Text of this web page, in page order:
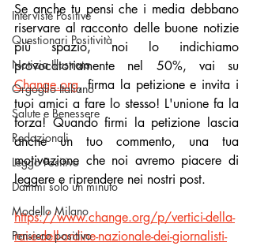
Interviste Positive
Questionari Positività
Notizia Illustrata
Orgoglio Italiano
Salute e Benessere
Redazionali
Leggo Positivo
Dammi solo un minuto
Modello Milano
Pensiero positivo
Se anche tu pensi che i media debbano
riservare al racconto delle buone notizie
più spazio, noi lo indichiamo
Change.org, firma la petizione e invita i
tuoi amici a fare lo stesso! L'unione fa la
forza! Quando firmi la petizione lascia
anche un tuo commento, una tua
motivazione che noi avremo piacere di
leggere e riprendere nei nostri post.
https://www.change.org/p/vertici-della-
rai-e-dell-ordine-nazionale-dei-giornalisti-